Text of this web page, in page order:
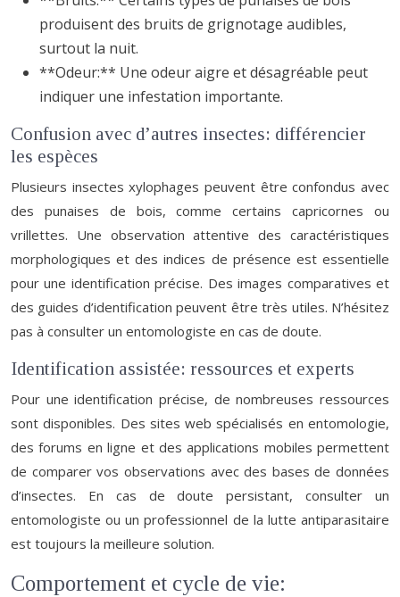
produisent des bruits de grignotage audibles,
surtout la nuit.
**Odeur:** Une odeur aigre et désagréable peut
indiquer une infestation importante.
Confusion avec d’autres insectes: différencier
les espèces
Plusieurs insectes xylophages peuvent être confondus avec
des punaises de bois, comme certains capricornes ou
vrillettes. Une observation attentive des caractéristiques
morphologiques et des indices de présence est essentielle
pour une identification précise. Des images comparatives et
des guides d’identification peuvent être très utiles. N’hésitez
pas à consulter un entomologiste en cas de doute.
Identification assistée: ressources et experts
Pour une identification précise, de nombreuses ressources
sont disponibles. Des sites web spécialisés en entomologie,
des forums en ligne et des applications mobiles permettent
de comparer vos observations avec des bases de données
d’insectes. En cas de doute persistant, consulter un
entomologiste ou un professionnel de la lutte antiparasitaire
est toujours la meilleure solution.
Comportement et cycle de vie: